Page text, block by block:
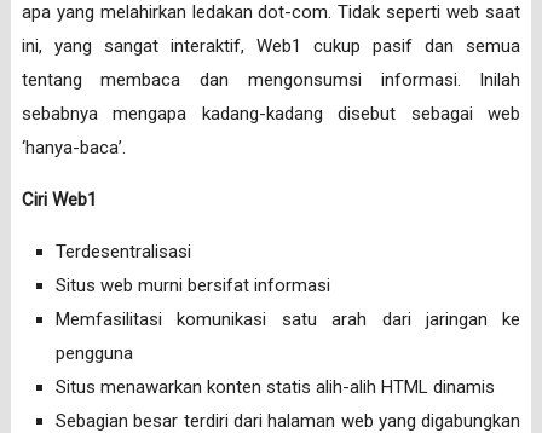
apa yang melahirkan ledakan dot-com. Tidak seperti web saat
ini, yang sangat interaktif, Web1 cukup pasif dan semua
tentang membaca dan mengonsumsi informasi. Inilah
sebabnya mengapa kadang-kadang disebut sebagai web
‘hanya-baca’.
Ciri Web1
Terdesentralisasi
Situs web murni bersifat informasi
Memfasilitasi komunikasi satu arah dari jaringan ke
pengguna
Situs menawarkan konten statis alih-alih HTML dinamis
Sebagian besar terdiri dari halaman web yang digabungkan